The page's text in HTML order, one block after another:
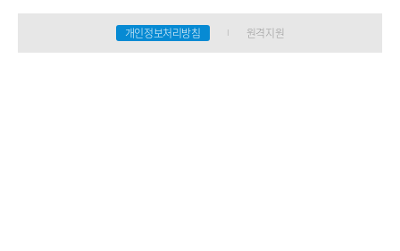
개인정보처리방침 원격지원